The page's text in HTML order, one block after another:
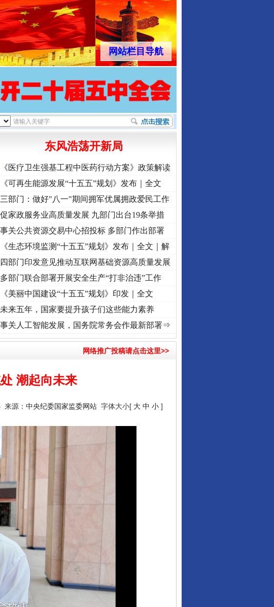
网站栏目导航
频]牢记初心使命 奋进复兴征程丨“转折之城”激荡.. ·[视频]
东风浩荡开新局
《医疗卫生强基工程中医药行动方案》政策解读
《可再生能源发展“十五五”规划》发布｜全文
三部门：做好"八一"期间拥军优属拥政爱民工作
促家政服务业高质量发展 九部门出台19条举措
事关公共资源交易中心招投标 多部门作出部署
《生态环境监测“十五五”规划》发布｜全文｜解
读
四部门印发意见推动互联网基础资源高质量发展
多部门联合部署开展安全生产“打非治违”工作
《美丽中国建设“十五五”规划》印发｜全文
未来五年，国家要提升孩子们这些能力素养
事关人工智能发展，国务院常务会作最新部署⇒
网络推广投稿请点击这里>>
潮起向未来
源： 中央纪委国家监委网站 字体大小[ 大 中 小 ]